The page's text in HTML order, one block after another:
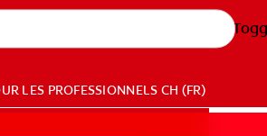
LES PROFESSIONNELS CH (FR)